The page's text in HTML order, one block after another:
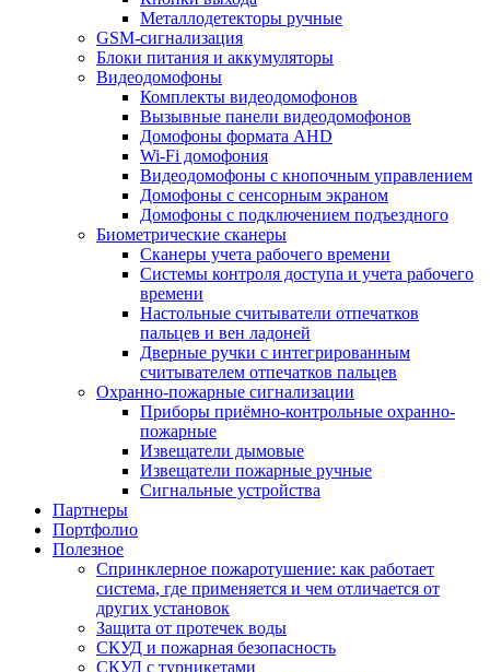
Металлодетекторы ручные
GSM-сигнализация
Блоки питания и аккумуляторы
Видеодомофоны
Комплекты видеодомофонов
Вызывные панели видеодомофонов
Домофоны формата AHD
Wi-Fi домофония
Видеодомофоны с кнопочным управлением
Домофоны с сенсорным экраном
Домофоны с подключением подъездного
Биометрические сканеры
Сканеры учета рабочего времени
Системы контроля доступа и учета рабочего
времени
Настольные считыватели отпечатков
пальцев и вен ладоней
Дверные ручки с интегрированным
считывателем отпечатков пальцев
Охранно-пожарные сигнализации
Приборы приёмно-контрольные охранно-
пожарные
Извещатели дымовые
Извещатели пожарные ручные
Сигнальные устройства
Партнеры
Портфолио
Полезное
Спринклерное пожаротушение: как работает
система, где применяется и чем отличается от
других установок
Защита от протечек воды
СКУД и пожарная безопасность
СКУД с турникетами